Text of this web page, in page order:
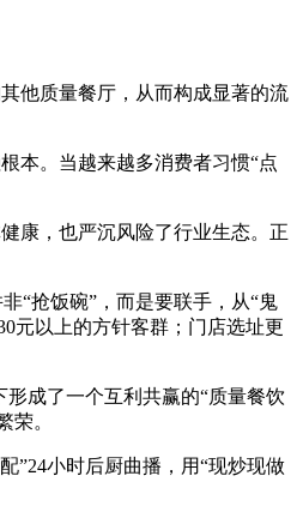
他质量餐厅，从而构成显著的流
本。当越来越多消费者习惯“点
康，也严沉风险了行业生态。正
“抢饭碗”，而是要联手，从“鬼
元以上的方针客群；门店选址更
成了一个互利共赢的“质量餐饮
荣。
小时后厨曲播，用“现炒现做